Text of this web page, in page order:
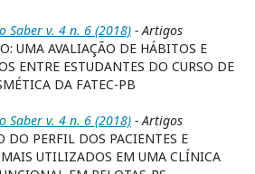
Saber v. 4 n. 6 (2018) - Artigos
UMA AVALIAÇÃO DE HÁBITOS E
ENTRE ESTUDANTES DO CURSO DE
DA FATEC-PB
Saber v. 4 n. 6 (2018) - Artigos
DO PERFIL DOS PACIENTES E
UTILIZADOS EM UMA CLÍNICA